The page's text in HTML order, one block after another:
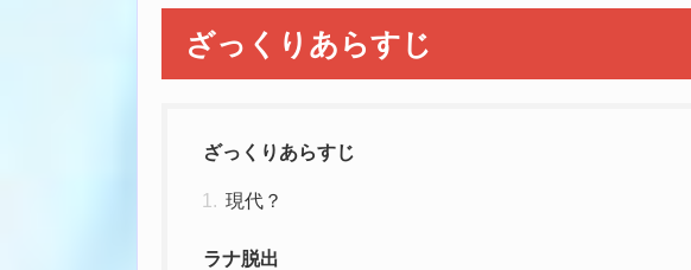
ざっくりあらすじ
ざっくりあらすじ
現代？
ラナ脱出